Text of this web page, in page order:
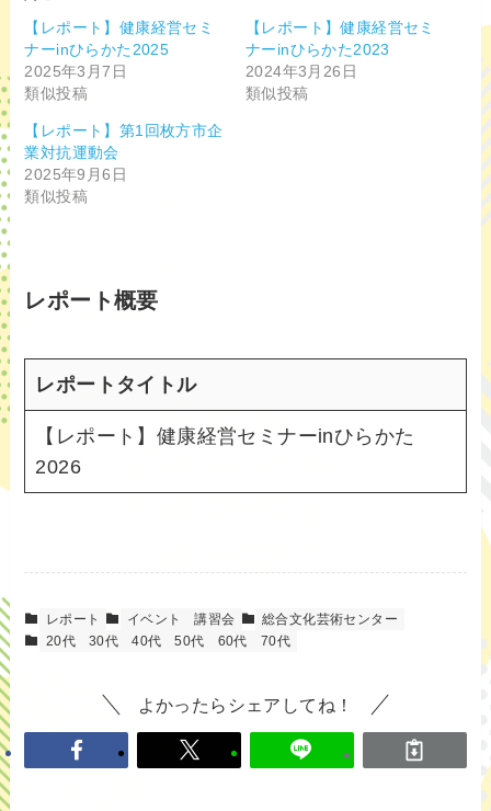
【レポート】健康経営セミ
ナーinひらかた2025
2025年3月7日
類似投稿
【レポート】健康経営セミ
ナーinひらかた2023
2024年3月26日
類似投稿
【レポート】第1回枚方市企
業対抗運動会
2025年9月6日
類似投稿
レポート概要
レポートタイトル
【レポート】健康経営セミナーinひらかた
2026
レポート イベント 講習会
総合文化芸術センター
20代
30代 40代 50代 60代 70代
よかったらシェアしてね！